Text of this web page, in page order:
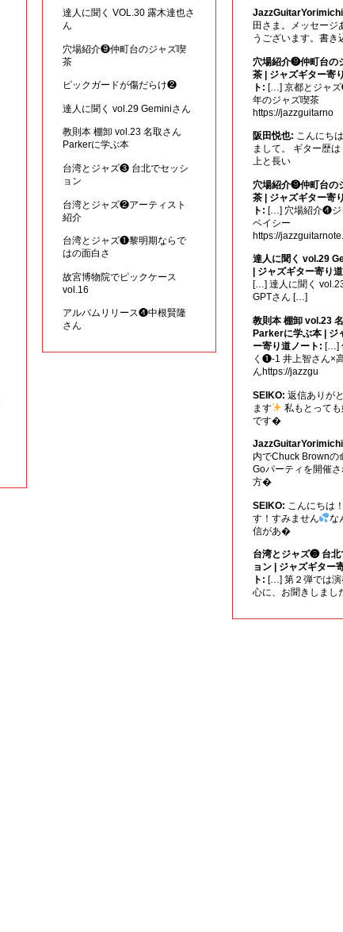
達人に聞く VOL.30 露木達也さ
ん
穴場紹介❾仲町台のジャズ喫
茶
ピックガードが傷だらけ❷
達人に聞く vol.29 Geminiさん
教則本 棚卸 vol.23 名取さん
Parkerに学ぶ本
台湾とジャズ❸ 台北でセッシ
ョン
台湾とジャズ❷アーティスト
紹介
台湾とジャズ❶黎明期ならで
はの面白さ
故宮博物院でピックケース
vol.16
アルバムリリース❹中根賢隆
さん
田さま。メッセージ
うございます。書
穴場紹介❾仲町台の
茶 | ジャズギター寄
ト: […] 京都とジャ
年のジャズ喫茶
https://jazzguitarno
阪田悦也: こんにち
まして。 ギター歴は
上と長い
穴場紹介❾仲町台の
茶 | ジャズギター寄
ト: […] 穴場紹介❹ジ
ベイシー
https://
達人に聞く vol.29
| ジャズギター寄り
[…] 達人に聞く
GPTさん […]
教則本 棚卸 vol.23
Parkerに学ぶ本 | ジ
ー寄り道ノート: […]
く❶-1 井上智さん×
んhttps://jazzgu
SEIKO: 返信ありが
ます
私もとって
です�
内でChuck Brownの
Goパーティを開催
方�
SEIKO: こんにちは
す！すみません
な
信があ�
台湾とジャズ❸ 台北
ョン | ジャズギター
ト: […] 第２弾では演
心に、お聞きしま